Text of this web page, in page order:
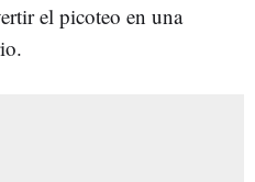
el picoteo en una